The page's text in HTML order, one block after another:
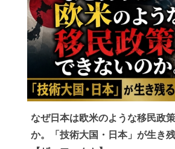
なぜ日本は欧米のような移民政
か。「技術大国・日本」が生き残